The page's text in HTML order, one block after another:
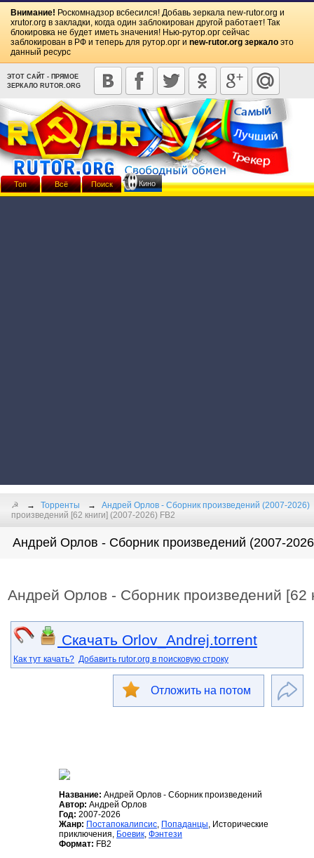
Внимание! Роскомнадзор всбесился! Добавь зеркала new-rutor.org и
xrutor.org в закладки, когда один заблокирован другой работает! Так
блокировка не будет иметь значения! Нью-рутор.орг сейчас
заблокирован в РФ и теперь для рутор.орг и new-rutor.org зеркало это
данный ресурс
ЭТОТ САЙТ - ПРЯМОЕ
ЗЕРКАЛО RUTOR.ORG
☭ Торренты
Андрей Орлов - Сборник произведений (2007-2026)
произведений [62 книги] (2007-2026) FB2
Андрей Орлов - Сборник произведений (2007-
Андрей Орлов - Сборник произведений [62
Скачать Orlov_Andrej.torrent
Как тут качать? Добавить rutor.org в поисковую строку
Отложить на потом
Название: Андрей Орлов - Сборник произведений
Автор: Андрей Орлов
Год: 2007-2026
Жанр: Постапокалипсис, Попаданцы, Исторические
приключения, Боевик, Фэнтези
Формат: FB2